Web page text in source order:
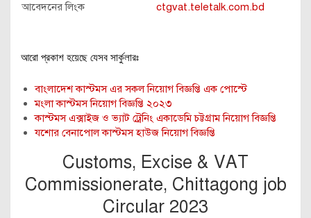
আবেদনের লিংক
ctgvat.teletalk.com.bd
আরো প্রকাশ হয়েছে যেসব সার্কুলারঃ
বাংলাদেশ কাস্টমস এর সকল নিয়োগ বিজ্ঞপ্তি এক পোস্টে
মংলা কাস্টমস নিয়োগ বিজ্ঞপ্তি ২০২৩
কাস্টমস এক্সাইজ ও ভ্যাট ট্রেনিং একাডেমি চট্টগ্রাম নিয়োগ বিজ্ঞপ্তি
যশোর বেনাপোল কাস্টমস হাউজ নিয়োগ বিজ্ঞপ্তি
Customs, Excise & VAT
Commissionerate, Chittagong job
Circular 2023